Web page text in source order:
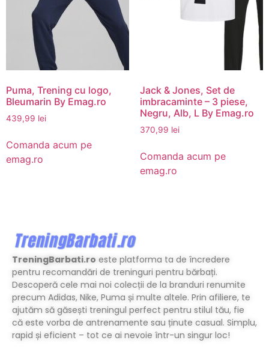
Puma, Trening cu logo,
Bleumarin By Emag.ro
439,99 lei
Comanda acum pe
emag.ro
Jack & Jones, Set de
imbracaminte – 3 piese,
Negru, Alb, L By Emag.ro
370,99 lei
Comanda acum pe
emag.ro
TreningBarbati.ro este platforma ta de încredere
pentru recomandări de treninguri pentru bărbați.
Descoperă cele mai noi colecții de la branduri renumite
precum Adidas, Nike, Puma și multe altele. Prin afiliere, te
ajutăm să găsești treningul perfect pentru stilul tău, fie
că este vorba de antrenamente sau ținute casual. Simplu,
rapid și eficient – tot ce ai nevoie într-un singur loc!